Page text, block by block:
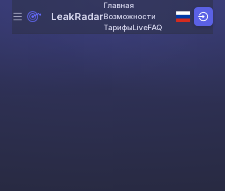
Skip to content
Menu LeakRadar
Главная
Возможности
ТарифыLiveFAQ